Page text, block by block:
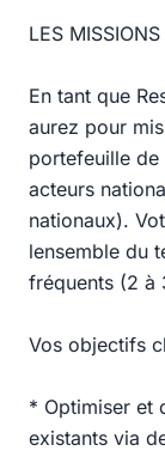
LES MISSIONS
En tant que
aurez pour
portefeuille de
acteurs
nationaux).
lensemble du
fréquents (2 à
Vos objectifs
* Optimiser et
existants via